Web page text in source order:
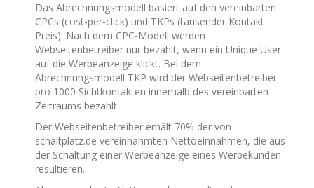
Das Abrechnungsmodell basiert auf den vereinbarten
CPCs (cost-per-click) und TKPs (tausender Kontakt
Preis). Nach dem CPC-Modell werden
Webseitenbetreiber nur bezahlt, wenn ein Unique User
auf die Werbeanzeige klickt. Bei dem
Abrechnungsmodell TKP wird der Webseitenbetreiber
pro 1000 Sichtkontakten innerhalb des vereinbarten
Zeitraums bezahlt.
Der Webseitenbetreiber erhält 70% der von
schaltplatz.de vereinnahmten Nettoeinnahmen, die aus
der Schaltung einer Werbeanzeige eines Werbekunden
resultieren.